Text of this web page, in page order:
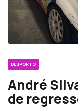
DESPORTO
André
de